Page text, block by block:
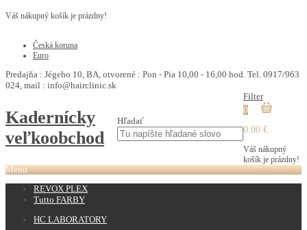
Váš nákupný košík je prázdny!
Česká koruna
Euro
Predajňa : Jégeho 10, BA, otvorené : Pon - Pia 10,00 - 16,00 hod. Tel. 0917/963
024, mail : info@hairclinic.sk
Kadernícky
veľkoobchod
Hľadať
Filter
0
0.00 €
Váš nákupný
košík je prázdny!
Menu
REVOX PLEX
Tutto FARBY
HC LABORATORY